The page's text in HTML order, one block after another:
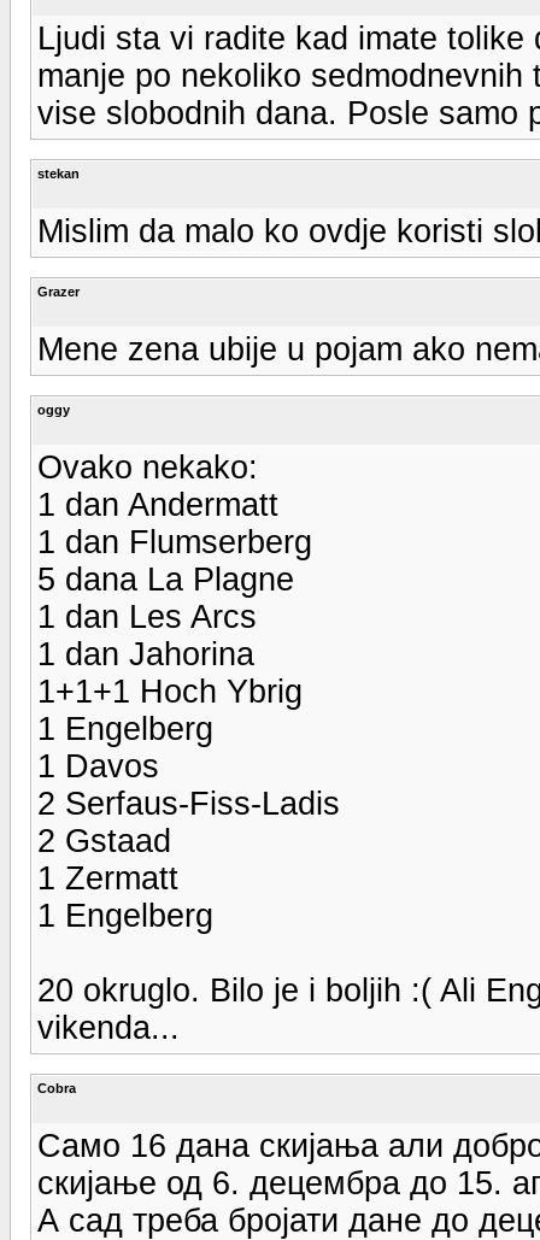
Ljudi sta vi radite kad imate
manje po nekoliko
vise slobodnih dana. Posle samo
stekan
Mislim da malo ko ovdje koristi
Grazer
Mene zena ubije u pojam ako
oggy
Ovako nekako:
1 dan Andermatt
1 dan Flumserberg
5 dana La Plagne
1 dan Les Arcs
1 dan Jahorina
1+1+1 Hoch Ybrig
1 Engelberg
1 Davos
2 Serfaus-Fiss-Ladis
2 Gstaad
1 Zermatt
1 Engelberg
20 okruglo. Bilo je i boljih :( Ali
vikenda...
Cobra
Само 16 дана скијања али
скијање од 6. децембра до 15.
А сад треба бројати дане до